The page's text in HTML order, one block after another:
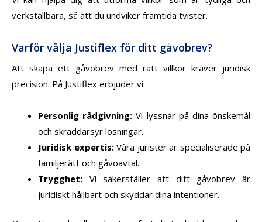
verkställbara, så att du undviker framtida tvister.
Varför välja Justiflex för ditt gåvobrev?
Att skapa ett gåvobrev med rätt villkor kräver juridisk
precision. På Justiflex erbjuder vi:
Personlig rådgivning: Vi lyssnar på dina önskemål
och skräddarsyr lösningar.
Juridisk expertis:Våra jurister är specialiserade på
familjerätt och gåvoavtal.
Trygghet: Vi säkerställer att ditt gåvobrev är
juridiskt hållbart och skyddar dina intentioner.